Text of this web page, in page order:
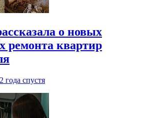
о новых
ремонта квартир
2 года спустя